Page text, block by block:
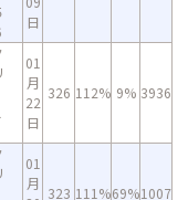
日
01
月
22
日
326 112% 9% 3936
01
月
323 111%69%1007